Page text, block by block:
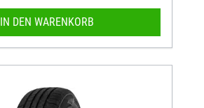
IN DEN WARENKORB